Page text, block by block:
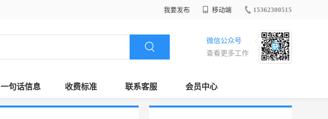
我要发布 移动端 15362300515
微信公众号
查看更多工作
一句话信息 收费标准 联系客服 会员中心